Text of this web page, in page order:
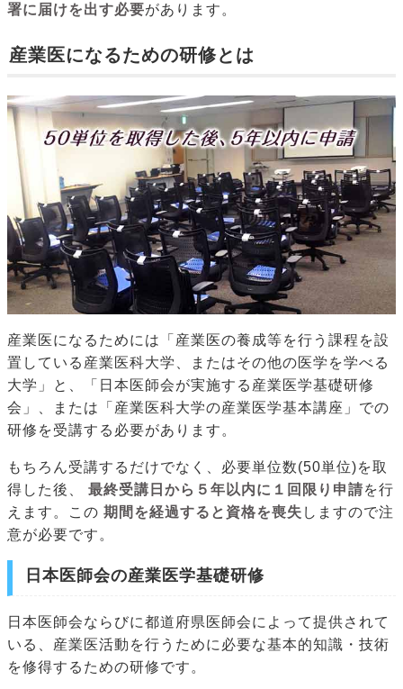
署に届けを出す必要があります。
産業医になるための研修とは
産業医になるためには「産業医の養成等を行う課程を設
置している産業医科大学、またはその他の医学を学べる
大学」と、「日本医師会が実施する産業医学基礎研修
会」、または「産業医科大学の産業医学基本講座」での
研修を受講する必要があります。
もちろん受講するだけでなく、必要単位数(50単位)を取
得した後、
最終受講日から５年以内に１回限り申請を行
えます。この 期間を経過すると資格を喪失 しますので注
意が必要です。
日本医師会の産業医学基礎研修
日本医師会ならびに都道府県医師会によって提供されて
いる、産業医活動を行うために必要な基本的知識・技術
を修得するための研修です。